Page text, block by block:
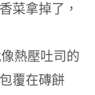
菜拿掉了，
熱壓吐司的
覆在磚餅